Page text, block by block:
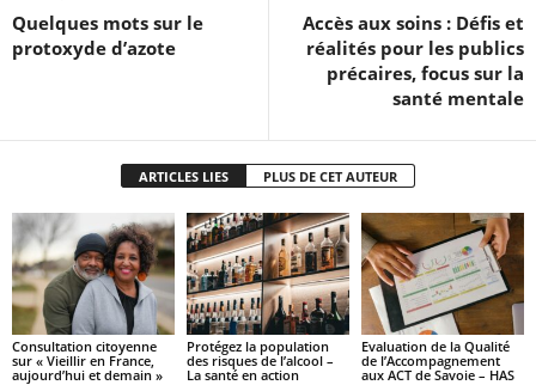
Quelques mots sur le
protoxyde d’azote
Accès aux soins : Défis et
réalités pour les publics
précaires, focus sur la
santé mentale
ARTICLES LIES PLUS DE CET AUTEUR
Consultation citoyenne
sur « Vieillir en France,
aujourd’hui et demain »
Protégez la population
des risques de l’alcool –
La santé en action
Evaluation de la Qualité
de l’Accompagnement
aux ACT de Savoie – HAS